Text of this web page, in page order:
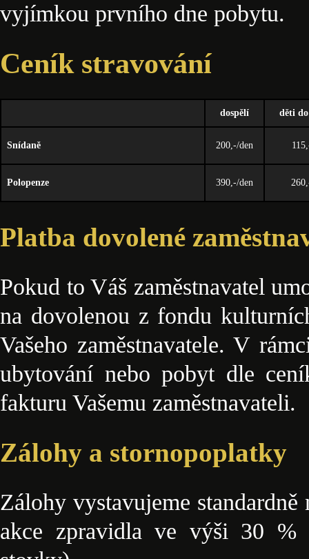
vyjímkou prvního dne pobytu.
Ceník stravování
dospělí děti
Snídaně 200,-/den
Polopenze 390,-/den
Platba dovolené
Pokud to Váš zaměstnavatel
na dovolenou z fondu
Vašeho zaměstnavatele. V
ubytování nebo pobyt dle
fakturu Vašemu zaměstnavateli.
Zálohy a stornopoplatky
Zálohy vystavujeme
akce zpravidla ve výši 30 %